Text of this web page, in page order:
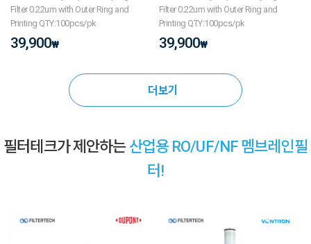
Filter 0.22um with Outer Ring and
Printing QTY:100pcs/pk
39,900₩
Filter 0.22um with Outer Ring and
Printing QTY:100pcs/pk
39,900₩
더보기
필터테크가 제안하는 산업용 RO/UF/NF 멤브레인필
터!